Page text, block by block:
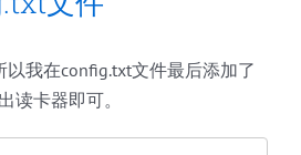
我在config.txt文件最后添加了
读卡器即可。